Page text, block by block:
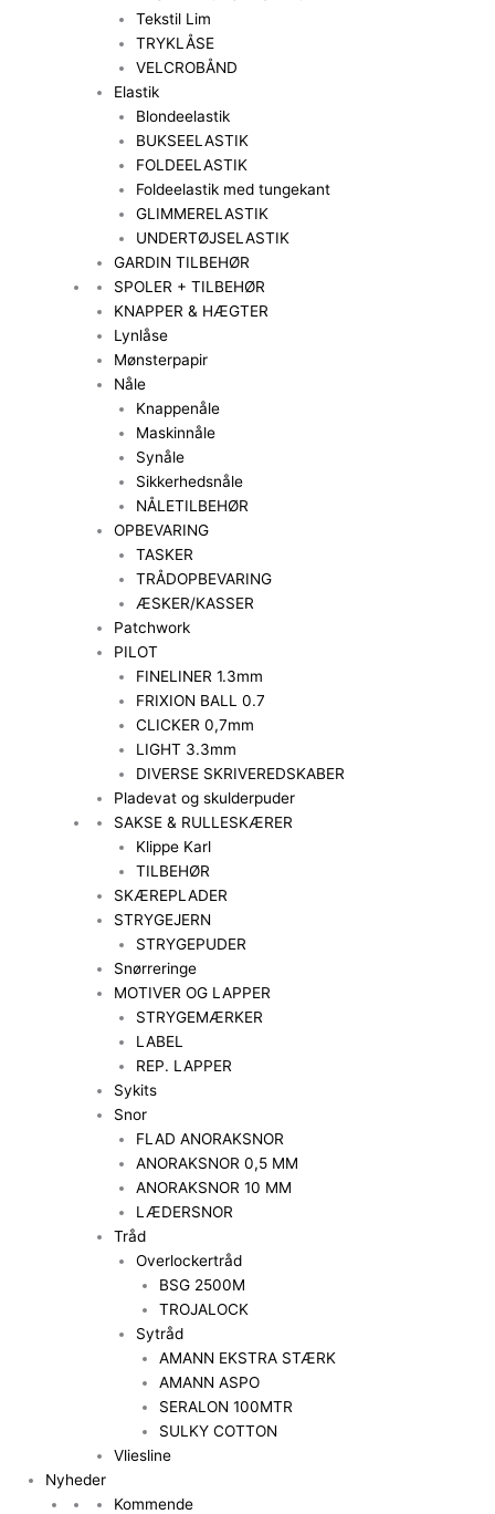
Tekstil Lim
TRYKLÅSE
VELCROBÅND
Elastik
Blondeelastik
BUKSEELASTIK
FOLDEELASTIK
Foldeelastik med tungekant
GLIMMERELASTIK
UNDERTØJSELASTIK
GARDIN TILBEHØR
SPOLER + TILBEHØR
KNAPPER & HÆGTER
Lynlåse
Mønsterpapir
Nåle
Knappenåle
Maskinnåle
Synåle
Sikkerhedsnåle
NÅLETILBEHØR
OPBEVARING
TASKER
TRÅDOPBEVARING
ÆSKER/KASSER
Patchwork
PILOT
FINELINER 1.3mm
FRIXION BALL 0.7
CLICKER 0,7mm
LIGHT 3.3mm
DIVERSE SKRIVEREDSKABER
Pladevat og skulderpuder
SAKSE & RULLESKÆRER
Klippe Karl
TILBEHØR
SKÆREPLADER
STRYGEJERN
STRYGEPUDER
Snørreringe
MOTIVER OG LAPPER
STRYGEMÆRKER
LABEL
REP. LAPPER
Sykits
Snor
FLAD ANORAKSNOR
ANORAKSNOR 0,5 MM
ANORAKSNOR 10 MM
LÆDERSNOR
Tråd
Overlockertråd
BSG 2500M
TROJALOCK
Sytråd
AMANN EKSTRA STÆRK
AMANN ASPO
SERALON 100MTR
SULKY COTTON
Vliesline
Nyheder
Kommende